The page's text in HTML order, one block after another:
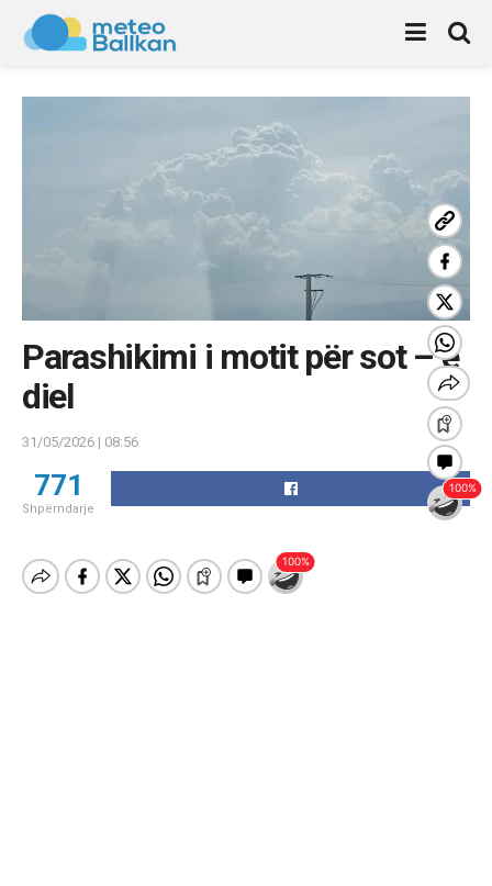
Parashikimi i motit për sot – e
diel
31/05/2026 | 08:56
771
Shpërndarje